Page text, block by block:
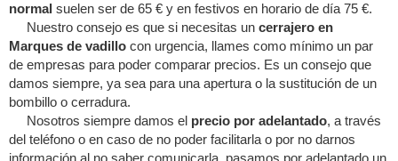
normal suelen ser de 65 € y en festivos en horario de día 75 €.
Nuestro consejo es que si necesitas un cerrajero en
Marques de vadillo con urgencia, llames como mínimo un par
de empresas para poder comparar precios. Es un consejo que
damos siempre, ya sea para una apertura o la sustitución de un
bombillo o cerradura.
Nosotros siempre damos el precio por adelantado, a través
del teléfono o en caso de no poder facilitarla o por no darnos
información al no saber comunicarla, pasamos por adelantado un